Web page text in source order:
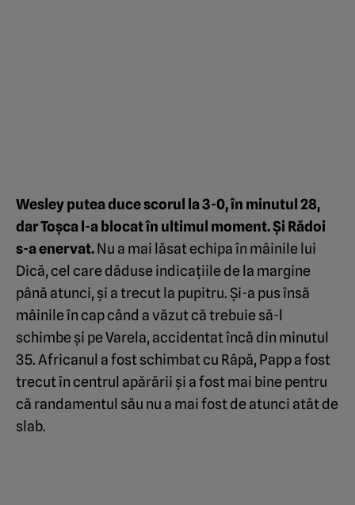
Wesley putea duce scorul la 3-0, în minutul 28,
dar Toșca l-a blocat în ultimul moment. Și Rădoi
s-a enervat.Nu a mai lăsat echipa în mâinile lui
Dică, cel care dăduse indicațiile de la margine
până atunci, și a trecut la pupitru. Și-a pus însă
mâinile în cap când a văzut că trebuie să-l
schimbe și pe Varela, accidentat încă din minutul
35. Africanul a fost schimbat cu Râpă, Papp a fost
trecut în centrul apărării și a fost mai bine pentru
că randamentul său nu a mai fost de atunci atât de
slab.